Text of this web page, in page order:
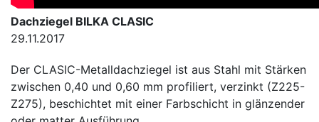
Dachziegel BILKA CLASIC
29.11.2017
Der CLASIC-Metalldachziegel ist aus Stahl mit Stärken
zwischen 0,40 und 0,60 mm profiliert, verzinkt (Z225-
Z275), beschichtet mit einer Farbschicht in glänzender